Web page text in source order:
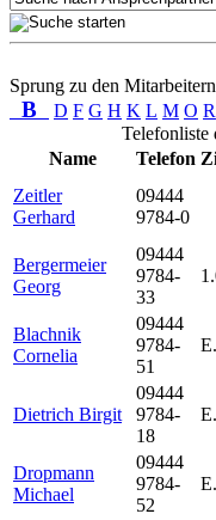
Sprung zu den
B D F G H K L M O R
Telefonliste
Name
Telefon
Zeitler
Gerhard
09444
9784-0
Bergermeier
Georg
09444
9784-
33
Blachnik
Cornelia
09444
9784-
51
Dietrich Birgit
09444
9784-
18
Dropmann
Michael
09444
9784-
52